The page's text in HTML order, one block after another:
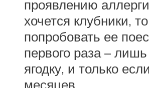
проявлению
хочется клубники,
попробовать ее
первого раза –
ягодку, и только
месяцев.